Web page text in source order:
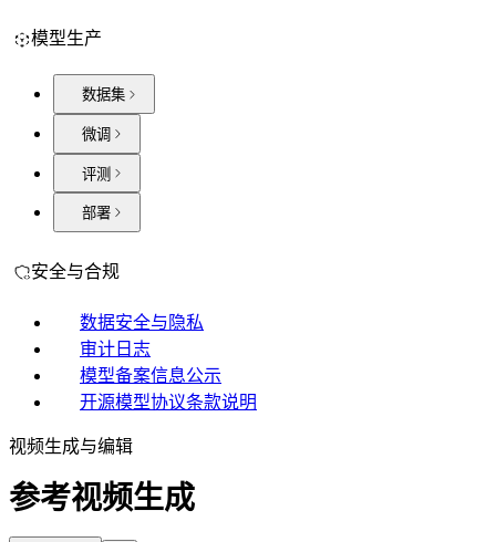
模型生产
数据集
微调
评测
部署
安全与合规
数据安全与隐私
审计日志
模型备案信息公示
开源模型协议条款说明
视频生成与编辑
参考视频生成